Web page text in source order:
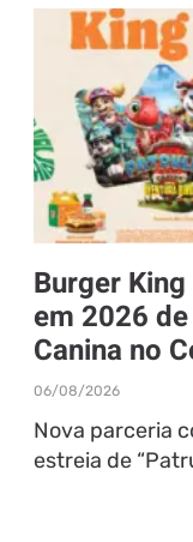
Burger
em 2026
Canina no
06/08/2026
Nova parceria
estreia de